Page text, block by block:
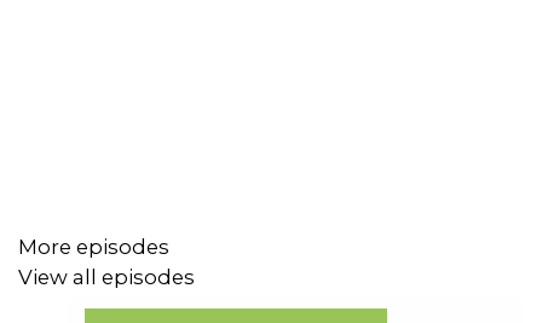
séparer en fin de vie.
Mais une équipe de chercheurs sud-coréens, issue de
More episodes
View all episodes